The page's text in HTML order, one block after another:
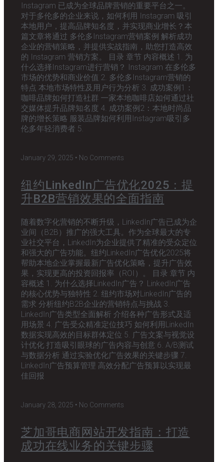
Instagram 已成为全球品牌营销的重要平台之一。
对于多伦多的企业来说，如何利用 Instagram 吸引
本地用户，提高品牌知名度，并实现商业增长？本
篇文章将通过 多伦多Instagram营销案例 解析成功
企业的营销策略，并提供实战指南，助您打造高效
的 Instagram 营销方案。 目录 章节 内容概述 1. 为
什么选择Instagram进行营销？ Instagram 在多伦多
市场的优势和商业价值 2. 多伦多Instagram营销的
特点 本地市场特性及用户行为分析 3. 成功案例1：
咖啡品牌如何打造社群 一家本地咖啡店如何通过社
交媒体提升品牌知名度 4. 成功案例2：本地时尚品
牌的增长策略 服装品牌如何利用Instagram吸引多
伦多年轻消费者 5.
January 29, 2025 No Comments
纽约LinkedIn广告优化2025：提
升B2B营销效果的全面指南
随着数字化营销的不断升级，LinkedIn广告已成为企
业间（B2B）推广的强大工具。作为全球最大的专
业社交平台，LinkedIn为企业提供了精准的受众定位
和强大的广告功能。纽约LinkedIn广告优化2025将
帮助本地企业掌握最新广告优化策略，提升广告效
果，实现更高的投资回报率（ROI）。 目录 章节 内
容概述 1. 为什么选择LinkedIn广告？ LinkedIn广告
的核心优势与独特性 2. 纽约市场对LinkedIn广告的
需求 分析纽约B2B企业的营销特点与挑战 3.
LinkedIn广告类型全面解析 介绍各种广告形式及适
用场景 4. 广告受众精准定位技巧 如何利用LinkedIn
数据实现高效的目标群体定位 5. 广告文案与视觉设
计优化 打造吸引眼球的广告内容与创意 6. A/B测试
与数据分析 通过实验优化广告效果的关键步骤 7.
LinkedIn广告预算管理 高效分配广告预算以实现最
佳回报
January 28, 2025 No Comments
芝加哥电商网站开发指南：打造
成功在线业务的关键步骤